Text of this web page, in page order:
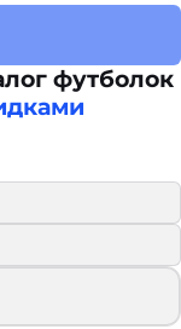
футболок